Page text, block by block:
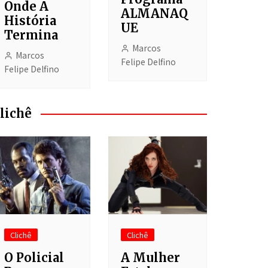
Onde A
História
Termina
Marcos
Felipe Delfino
ALMANAQ
UE
Marcos
Felipe Delfino
Clichê
O Policial
Clichê
A Mulher